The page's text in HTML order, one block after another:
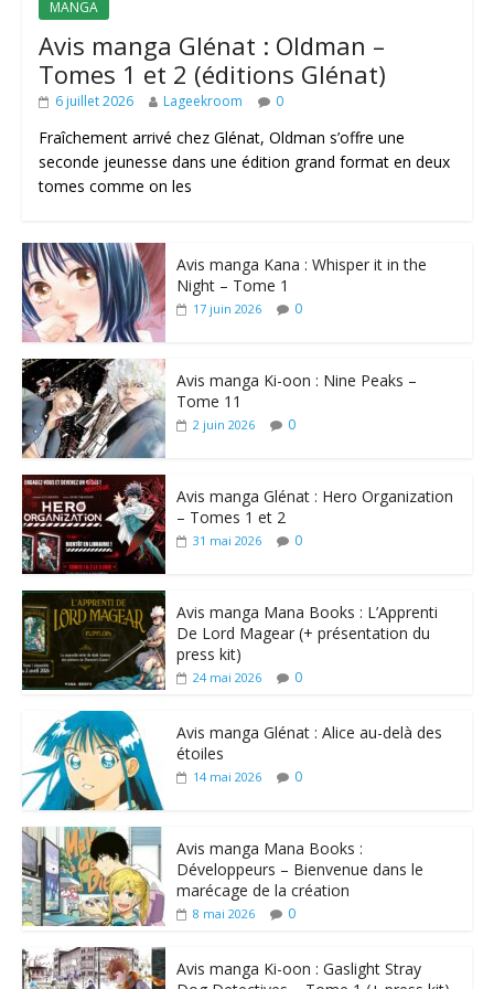
MANGA
Avis manga Glénat : Oldman –
Tomes 1 et 2 (éditions Glénat)
6 juillet 2026 Lageekroom 0
Fraîchement arrivé chez Glénat, Oldman s’offre une
seconde jeunesse dans une édition grand format en deux
tomes comme on les
Avis manga Kana : Whisper it in the
Night – Tome 1
17 juin 2026 0
Avis manga Ki-oon : Nine Peaks –
Tome 11
2 juin 2026 0
Avis manga Glénat : Hero Organization
– Tomes 1 et 2
31 mai 2026 0
Avis manga Mana Books : L’Apprenti
De Lord Magear (+ présentation du
press kit)
24 mai 2026 0
Avis manga Glénat : Alice au-delà des
étoiles
14 mai 2026 0
Avis manga Mana Books :
Développeurs – Bienvenue dans le
marécage de la création
8 mai 2026 0
Avis manga Ki-oon : Gaslight Stray